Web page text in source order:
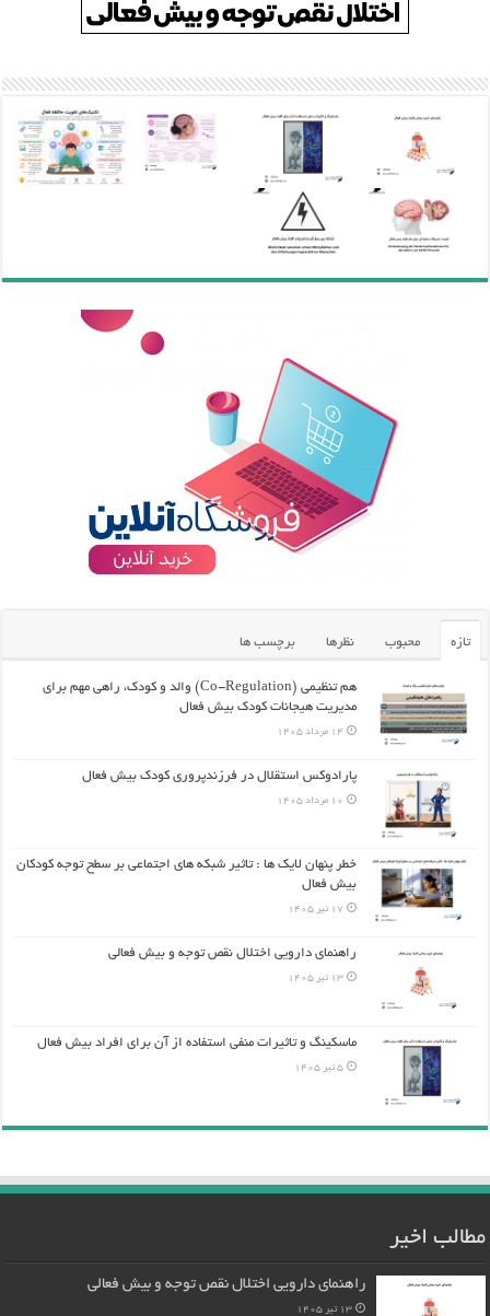
تازه محبوب نظرها برچسب ها
هم تنظیمی (Co-Regulation) والد و کودک، راهی مهم برای
مدیریت هیجانات کودک بیش فعال
14 مرداد 1405
پارادوکس استقلال در فرزندپروری کودک بیش فعال
10 مرداد 1405
خطر پنهان لایک ها : تاثیر شبکه های اجتماعی بر سطح توجه کودکان
بیش فعال
17 تیر 1405
راهنمای دارویی اختلال نقص توجه و بیش فعالی
13 تیر 1405
ماسکینگ و تاثیرات منفی استفاده از آن برای افراد بیش فعال
5 تیر 1405
مطالب اخیر
راهنمای دارویی اختلال نقص توجه و بیش فعالی
13 تیر 1405